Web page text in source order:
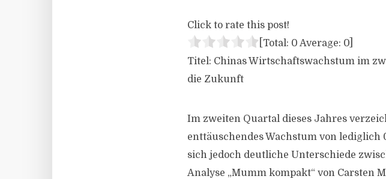
Click to rate this post!
[Total: 0 Average: 0
Titel: Chinas Wirtschaftswachstum im
die Zukunft
Im zweiten Quartal dieses Jahres
enttäuschendes Wachstum von lediglich
sich jedoch deutliche Unterschiede
Analyse „Mumm kompakt“ von Carsten